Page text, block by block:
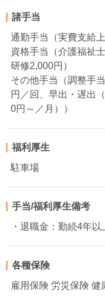
諸手当
通勤手当（実費支給
資格手当（介護福祉
研修2,000円）
その他手当（調整手
円／回、早出・遅出
0円～／月））
福利厚生
駐車場
手当/福利厚生備考
・退職金：勤続4年以
各種保険
雇用保険 労災保険 健